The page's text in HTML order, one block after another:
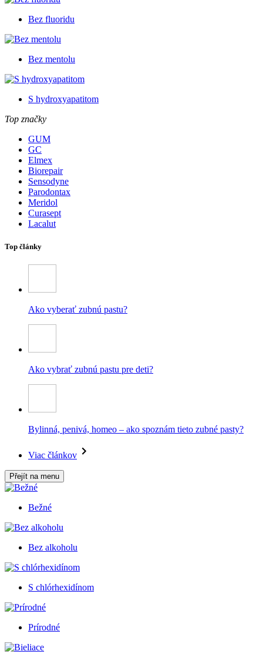
Bez fluoridu
Bez mentolu
S hydroxyapatitom
Top značky
GUM
GC
Elmex
Biorepair
Sensodyne
Parodontax
Meridol
Curasept
Lacalut
Top články
Ako vyberať zubnú pastu?
Ako vybrať zubnú pastu pre deti?
Bylinná, penivá, homeo – ako spoznám tieto zubné pasty?
Viac článkov
Přejít na menu
Bežné
Bez alkoholu
S chlórhexidínom
Prírodné